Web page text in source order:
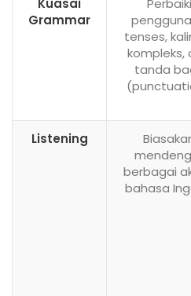
Grammar
tenses,
kompleks,
tanda
Listening
berbagai
bahasa